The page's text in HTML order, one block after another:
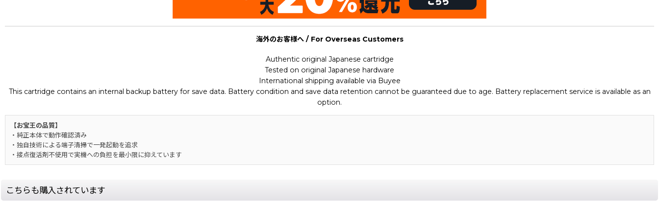
海外のお客様へ / For Overseas Customers
Authentic original Japanese cartridge
Tested on original Japanese hardware
International shipping available via Buyee
This cartridge contains an internal backup battery for save data. Battery condition and save data retention cannot be guaranteed due to age. Battery replacement service is available as an
option.
【お宝王の品質】
・純正本体で動作確認済み
・独自技術による端子清掃で一発起動を追求
・接点復活剤不使用で実機への負担を最小限に抑えています
こちらも購入されています